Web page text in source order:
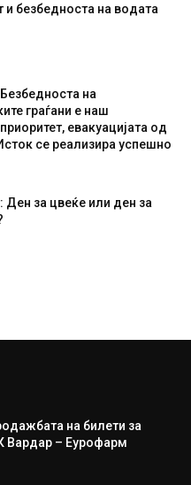
и безбедноста на водата
на
граѓани е наш
евакуацијата од
се реализира успешно
Ден за цвеќе или ден за
на билети за
Вардар – Еурофарм